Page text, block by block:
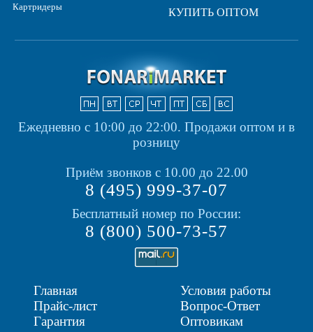
Картридеры
КУПИТЬ ОПТОМ
Ежедневно с 10:00 до 22:00. Продажи оптом и в
розницу
Приём звонков с 10.00 до 22.00
8 (495) 999-37-07
Бесплатный номер по России:
8 (800) 500-73-57
Главная
Прайс-лист
Гарантия
Условия работы
Вопрос-Ответ
Оптовикам